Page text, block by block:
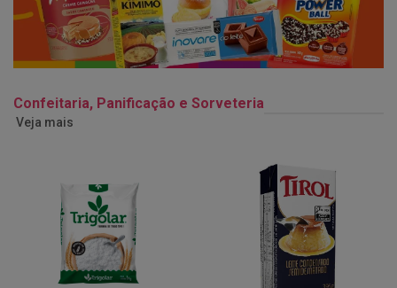
Confeitaria, Panificação e Sorveteria
Veja mais